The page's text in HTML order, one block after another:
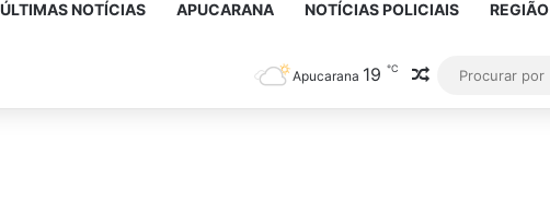
ÚLTIMAS NOTÍCIAS APUCARANA NOTÍCIAS POLICIAIS REGIÃO
Apucarana 19 ℃ Artigo aleatório